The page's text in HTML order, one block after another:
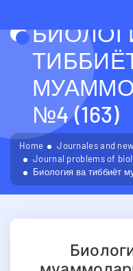
№4 (163)
Home
Journales and
Journal problems of
Биология ва тиббиёт